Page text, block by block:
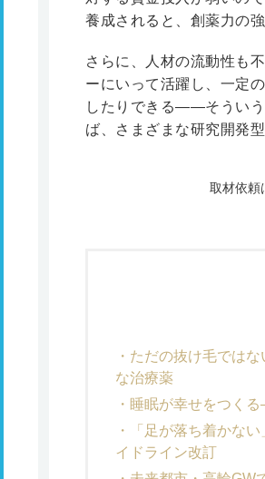
養成されると、創薬力の
さらに、人材の流動性も
ーにいって活躍し、一定
したりできる――そういう
ば、さまざまな研究開発
取材依頼
ただの抜け毛では
な治療薬
睡眠が幸せをつく
「足が落ち着かな
イドライン改訂